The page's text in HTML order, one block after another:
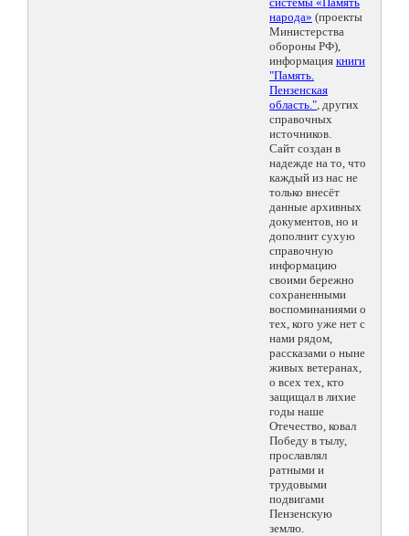
народа» (проекты
Министерства
обороны РФ),
информация книги
"Память.
Пензенская
область.", других
справочных
источников.
Сайт создан в
надежде на то, что
каждый из нас не
только внесёт
данные архивных
документов, но и
дополнит сухую
справочную
информацию
своими бережно
сохраненными
воспоминаниями о
тех, кого уже нет с
нами рядом,
рассказами о ныне
живых ветеранах,
о всех тех, кто
защищал в лихие
годы наше
Отечество, ковал
Победу в тылу,
прославлял
ратными и
трудовыми
подвигами
Пензенскую
землю.